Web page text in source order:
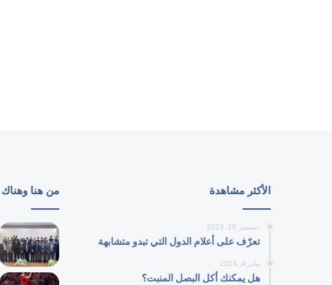
الأكثر مشاهدة
ديسمبر 20, 2023
تعرّف على أعلام الدول التي تبدو متشابهة
يناير 4, 2024
هل يمكنك أكل البصل المنبت؟
من هنا وهناك